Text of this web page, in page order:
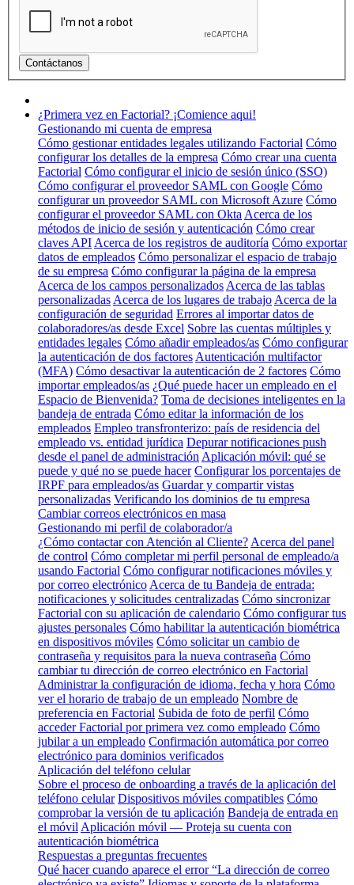
¿Primera vez en Factorial? ¡Comience aqui!
Gestionando mi cuenta de empresa
Cómo gestionar entidades legales utilizando Factorial Cómo
configurar los detalles de la empresa Cómo crear una cuenta
Factorial Cómo configurar el inicio de sesión único (SSO)
Cómo configurar el proveedor SAML con Google Cómo
configurar un proveedor SAML con Microsoft Azure Cómo
configurar el proveedor SAML con Okta Acerca de los
métodos de inicio de sesión y autenticación Cómo crear
claves API Acerca de los registros de auditoría Cómo exportar
datos de empleados Cómo personalizar el espacio de trabajo
de su empresa Cómo configurar la página de la empresa
Acerca de los campos personalizados Acerca de las tablas
personalizadas Acerca de los lugares de trabajo Acerca de la
configuración de seguridad Errores al importar datos de
colaboradores/as desde Excel Sobre las cuentas múltiples y
entidades legales Cómo añadir empleados/as Cómo configurar
la autenticación de dos factores Autenticación multifactor
(MFA) Cómo desactivar la autenticación de 2 factores Cómo
importar empleados/as ¿Qué puede hacer un empleado en el
Espacio de Bienvenida? Toma de decisiones inteligentes en la
bandeja de entrada Cómo editar la información de los
empleados Empleo transfronterizo: país de residencia del
empleado vs. entidad jurídica Depurar notificaciones push
desde el panel de administración Aplicación móvil: qué se
puede y qué no se puede hacer Configurar los porcentajes de
IRPF para empleados/as Guardar y compartir vistas
personalizadas Verificando los dominios de tu empresa
Cambiar correos electrónicos en masa
Gestionando mi perfil de colaborador/a
¿Cómo contactar con Atención al Cliente? Acerca del panel
de control Cómo completar mi perfil personal de empleado/a
usando Factorial Cómo configurar notificaciones móviles y
por correo electrónico Acerca de tu Bandeja de entrada:
notificaciones y solicitudes centralizadas Cómo sincronizar
Factorial con su aplicación de calendario Cómo configurar tus
ajustes personales Cómo habilitar la autenticación biométrica
en dispositivos móviles Cómo solicitar un cambio de
contraseña y requisitos para la nueva contraseña Cómo
cambiar tu dirección de correo electrónico en Factorial
Administrar la configuración de idioma, fecha y hora Cómo
ver el horario de trabajo de un empleado Nombre de
preferencia en Factorial Subida de foto de perfil Cómo
acceder Factorial por primera vez como empleado Cómo
jubilar a un empleado Confirmación automática por correo
electrónico para dominios verificados
Aplicación del teléfono celular
Sobre el proceso de onboarding a través de la aplicación del
teléfono celular Dispositivos móviles compatibles Cómo
comprobar la versión de tu aplicación Bandeja de entrada en
el móvil Aplicación móvil — Proteja su cuenta con
autenticación biométrica
Respuestas a preguntas frecuentes
Qué hacer cuando aparece el error “La dirección de correo